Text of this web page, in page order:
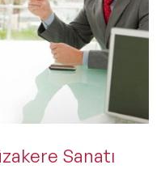
Sanatı